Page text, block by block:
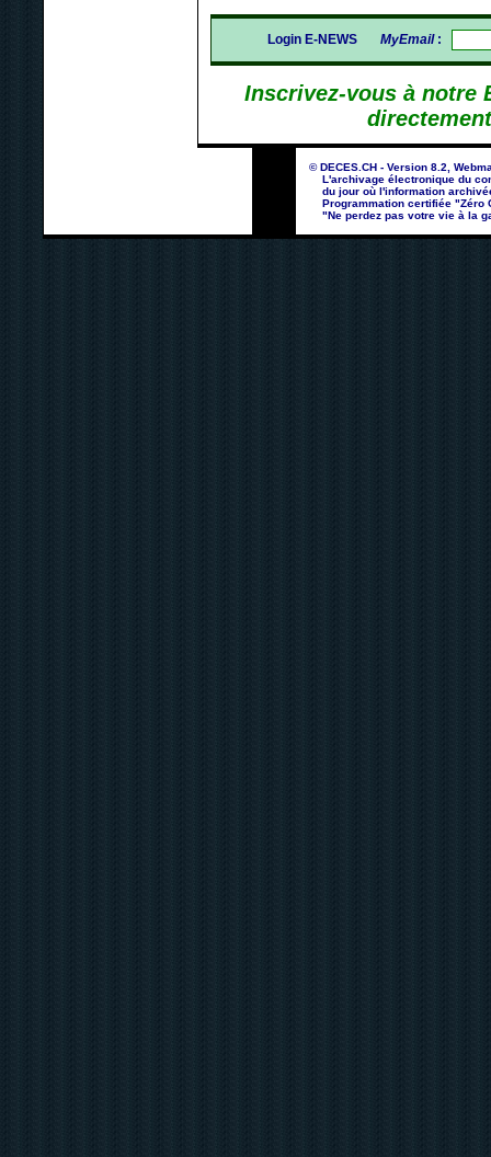
Login E-NEWS MyEmail:
Inscrivez-vous à notre
© DECES.CH - Version 8.2,
L'archivage électronique du
du jour où l'information
Programmation certifiée "Zéro
"Ne perdez pas votre vie à la